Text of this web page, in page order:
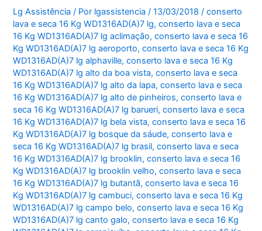
Lg Assistência / Por lgassistencia/13/03/2018 /conserto
lava e seca 16 Kg WD1316AD(A)7 lg,conserto lava e seca
16 Kg WD1316AD(A)7 lg aclimação,conserto lava e seca 16
Kg WD1316AD(A)7 lg aeroporto,conserto lava e seca 16 Kg
WD1316AD(A)7 lg alphaville,conserto lava e seca 16 Kg
WD1316AD(A)7 lg alto da boa vista,conserto lava e seca
16 Kg WD1316AD(A)7 lg alto da lapa,conserto lava e seca
16 Kg WD1316AD(A)7 lg alto de pinheiros,conserto lava e
seca 16 Kg WD1316AD(A)7 lg barueri,conserto lava e seca
16 Kg WD1316AD(A)7 lg bela vista,conserto lava e seca 16
Kg WD1316AD(A)7 lg bosque da sáude,conserto lava e
seca 16 Kg WD1316AD(A)7 lg brasil,conserto lava e seca
16 Kg WD1316AD(A)7 lg brooklin,conserto lava e seca 16
Kg WD1316AD(A)7 lg brooklin velho,conserto lava e seca
16 Kg WD1316AD(A)7 lg butantã,conserto lava e seca 16
Kg WD1316AD(A)7 lg cambuci,conserto lava e seca 16 Kg
WD1316AD(A)7 lg campo belo,conserto lava e seca 16 Kg
WD1316AD(A)7 lg canto galo,conserto lava e seca 16 Kg